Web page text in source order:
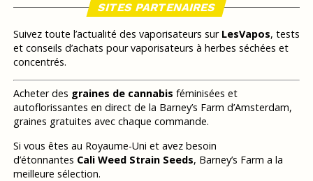
SITES PARTENAIRES
Suivez toute l’actualité des vaporisateurs sur LesVapos, tests
et conseils d’achats pour vaporisateurs à herbes séchées et
concentrés.
Acheter des graines de cannabis féminisées et
autoflorissantes en direct de la Barney’s Farm d’Amsterdam,
graines gratuites avec chaque commande.
Si vous êtes au Royaume-Uni et avez besoin
d’étonnantes Cali Weed Strain Seeds, Barney’s Farm a la
meilleure sélection.